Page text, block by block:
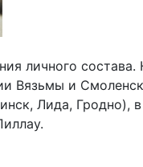
личного состава.
Вязьмы и
Лида, Гродно), в